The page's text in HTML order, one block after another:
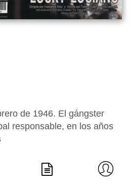
de 1946. El gángster
responsable, en los años